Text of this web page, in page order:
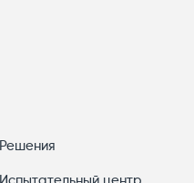
Решения